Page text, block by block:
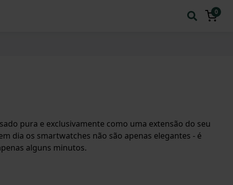
0
pura e exclusivamente como uma extensão do seu
dia os smartwatches não são apenas elegantes - é
alguns minutos.